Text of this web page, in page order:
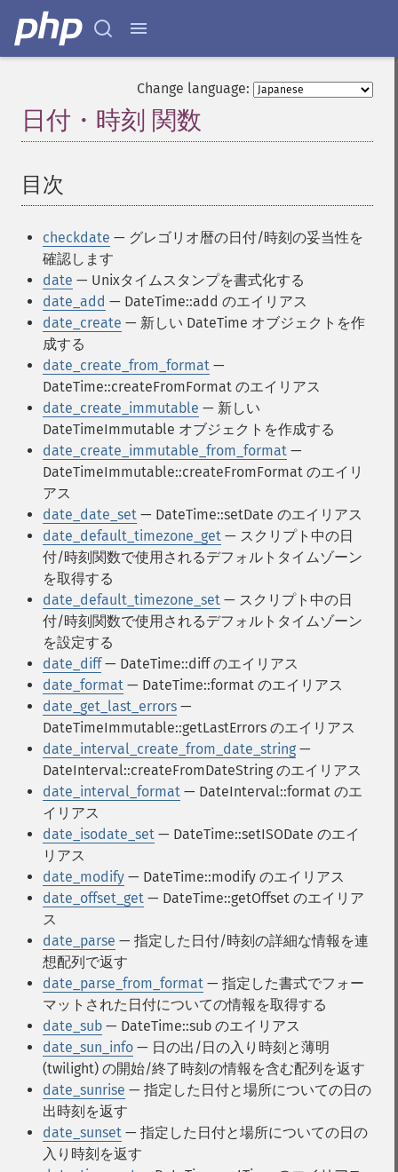
Change language:
日付・時刻 関数
目次
checkdate — グレゴリオ暦の日付/時刻の妥当性を
確認します
date — Unixタイムスタンプを書式化する
date_add — DateTime::add のエイリアス
date_create — 新しい DateTime オブジェクトを作
成する
date_create_from_format —
DateTime::createFromFormat のエイリアス
date_create_immutable — 新しい
DateTimeImmutable オブジェクトを作成する
date_create_immutable_from_format —
DateTimeImmutable::createFromFormat のエイリ
アス
date_date_set — DateTime::setDate のエイリアス
date_default_timezone_get — スクリプト中の日
付/時刻関数で使用されるデフォルトタイムゾーン
を取得する
date_default_timezone_set — スクリプト中の日
付/時刻関数で使用されるデフォルトタイムゾーン
を設定する
date_diff— DateTime::diff のエイリアス
date_format — DateTime::format のエイリアス
date_get_last_errors —
DateTimeImmutable::getLastErrors のエイリアス
date_interval_create_from_date_string —
DateInterval::createFromDateString のエイリアス
date_interval_format — DateInterval::format のエ
イリアス
date_isodate_set — DateTime::setISODate のエイ
リアス
date_modify — DateTime::modify のエイリアス
date_offset_get — DateTime::getOffset のエイリア
ス
date_parse — 指定した日付/時刻の詳細な情報を連
想配列で返す
date_parse_from_format — 指定した書式でフォー
マットされた日付についての情報を取得する
date_sub — DateTime::sub のエイリアス
date_sun_info — 日の出/日の入り時刻と薄明
(twilight) の開始/終了時刻の情報を含む配列を返す
date_sunrise — 指定した日付と場所についての日の
出時刻を返す
date_sunset — 指定した日付と場所についての日の
入り時刻を返す